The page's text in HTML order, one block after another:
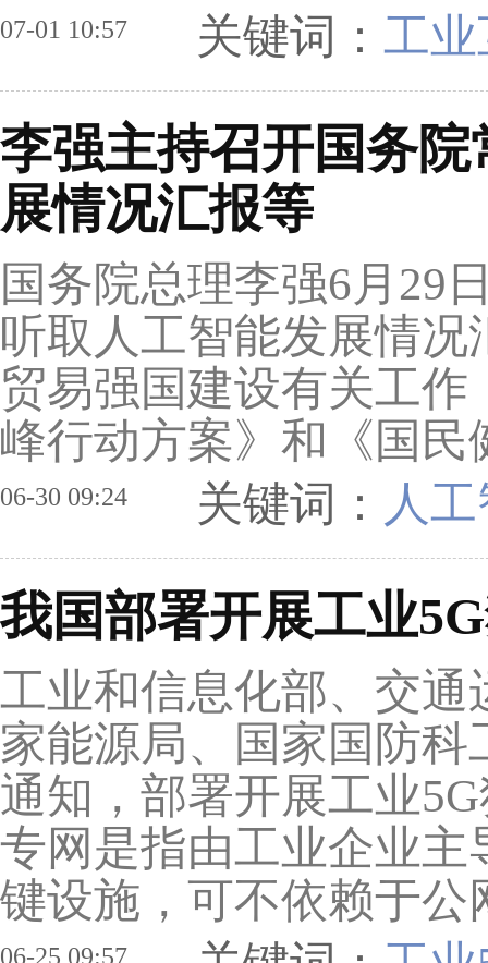
07-01 10:57 关键词： 工
李强主持召开国务
展情况汇报等
国务院总理李强6月29
听取人工智能发展情
贸易强国建设有关工作
峰行动方案》和《国民
06-30 09:24 关键词： 人
我国部署开展工业
工业和信息化部、交
家能源局、国家国防
通知，部署开展工业
专网是指由工业企业
键设施，可不依赖于公
06-25 09:57